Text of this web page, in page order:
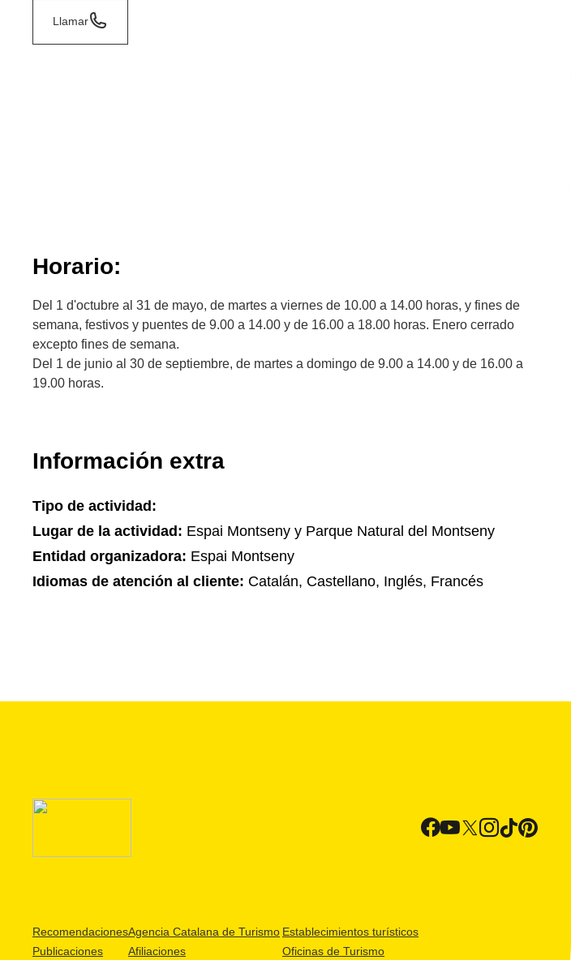
Llamar
Horario:
Del 1 d'octubre al 31 de mayo, de martes a viernes de 10.00 a 14.00 horas, y fines de
semana, festivos y puentes de 9.00 a 14.00 y de 16.00 a 18.00 horas. Enero cerrado
excepto fines de semana.
Del 1 de junio al 30 de septiembre, de martes a domingo de 9.00 a 14.00 y de 16.00 a
19.00 horas.
Información extra
Tipo de actividad:
Lugar de la actividad: Espai Montseny y Parque Natural del Montseny
Entidad organizadora: Espai Montseny
Idiomas de atención al cliente: Catalán, Castellano, Inglés, Francés
Recomendaciones
Publicaciones
Agencia Catalana de Turismo
Afiliaciones
Establecimientos turísticos
Oficinas de Turismo